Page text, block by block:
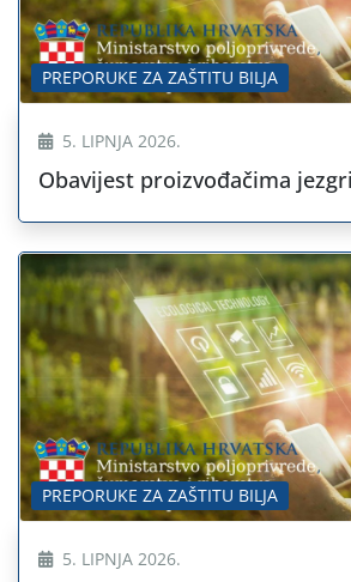
PREPORUKE ZA ZAŠTITU BILJA
5. LIPNJA 2026.
Obavijest proizvođačima
PREPORUKE ZA ZAŠTITU BILJA
5. LIPNJA 2026.